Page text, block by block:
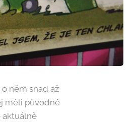
něm snad až
měli původně
aktuálně